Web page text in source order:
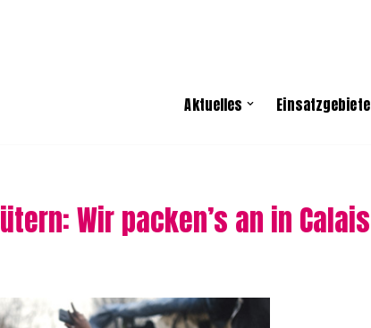
Aktuelles Einsatzgebiete
Wir packen’s an in Calais